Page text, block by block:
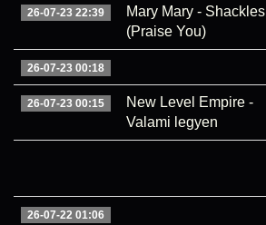
26-07-23 22:39
Mary Mary - Shackles
(Praise You)
26-07-23 00:18
26-07-23 00:15
New Level Empire -
Valami legyen
26-07-22 01:06